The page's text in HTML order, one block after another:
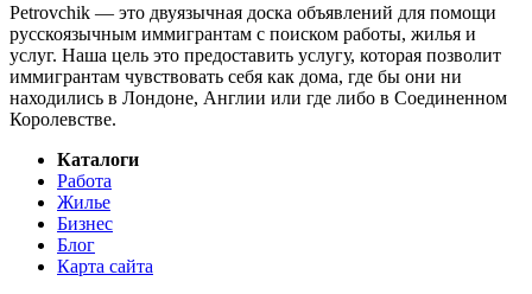
Petrovchik — это двуязычная доска объявлений для помощи
русскоязычным иммигрантам с поиском работы, жилья и
услуг. Наша цель это предоставить услугу, которая позволит
иммигрантам чувствовать себя как дома, где бы они ни
находились в Лондоне, Англии или где либо в Соединенном
Королевстве.
Каталоги
Работа
Жилье
Бизнес
Блог
Карта сайта